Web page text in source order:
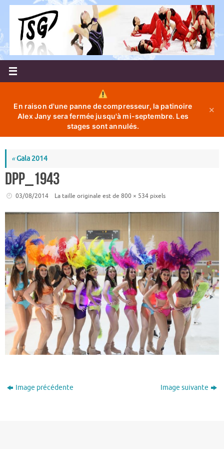
Passer
contenu
En raison d'une panne de compresseur, la patinoire
Alex Jany sera fermée jusqu'à mi-septembre. Les
stages sont annulés.
✕
«Gala 2014
DPP_1943
03/08/2014 La taille originale est de 800 × 534pixels
Image précédente Image suivante